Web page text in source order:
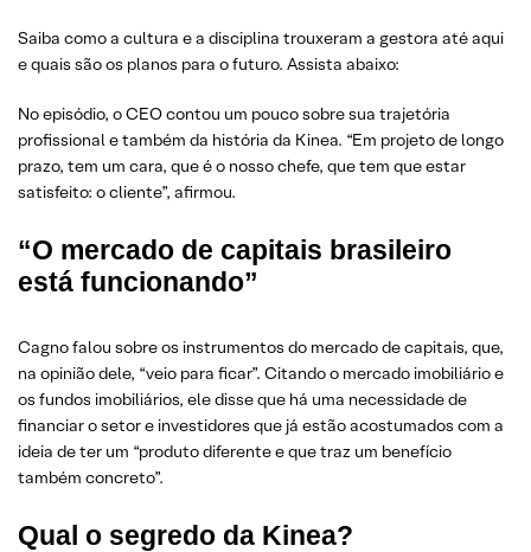
Saiba como a cultura e a disciplina trouxeram a gestora até aqui
e quais são os planos para o futuro. Assista abaixo:
No episódio, o CEO contou um pouco sobre sua trajetória
profissional e também da história da Kinea. “Em projeto de longo
prazo, tem um cara, que é o nosso chefe, que tem que estar
satisfeito: o cliente”, afirmou.
“O mercado de capitais brasileiro
está funcionando”
Cagno falou sobre os instrumentos do mercado de capitais, que,
na opinião dele, “veio para ficar”. Citando o mercado imobiliário e
os fundos imobiliários, ele disse que há uma necessidade de
financiar o setor e investidores que já estão acostumados com a
ideia de ter um “produto diferente e que traz um benefício
também concreto”.
Qual o segredo da Kinea?